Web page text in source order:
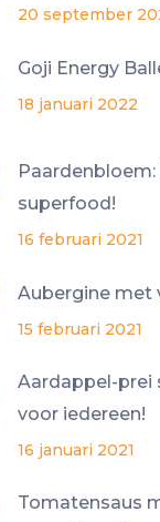
20 september
Goji Energy
18 januari 2022
Paardenbloem:
superfood!
16 februari 2021
Aubergine met
15 februari 2021
Aardappel-prei
voor iedereen!
16 januari 2021
Tomatensaus